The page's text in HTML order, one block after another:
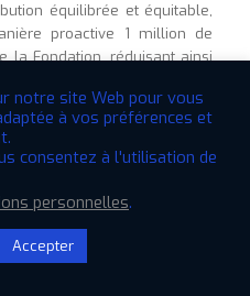
équilibrée et équitable,
proactive 1 million de
la Fondation, réduisant ainsi
symbolique harmonieuse et
Fondation en matière de
équitable au sein de son
la fiabilité
de gravure de jetons, le
pas significatif vers la
notre site Web pour vous
à vos préférences et
consentez à l'utilisation de
personnelles.
Accepter